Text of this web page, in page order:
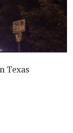
Texas